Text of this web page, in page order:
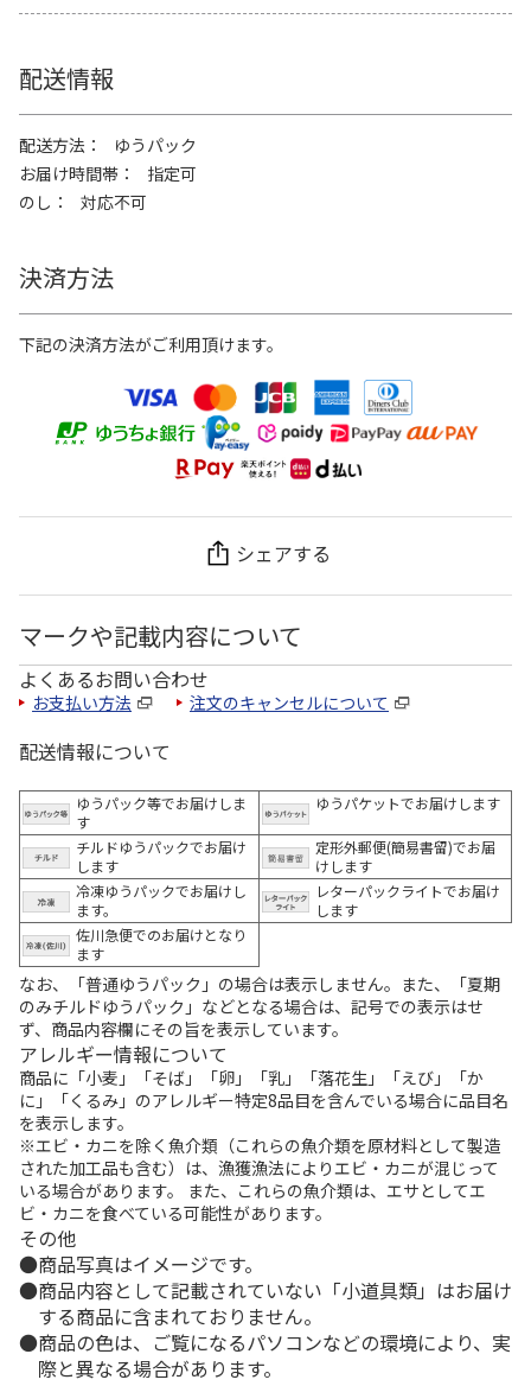
配送情報
配送方法
ゆうパック
お届け時間帯
指定可
のし
対応不可
決済方法
下記の決済方法がご利用頂けます。
シェアする
マークや記載内容について
よくあるお問い合わせ
お支払い方法 注文のキャンセルについて
配送情報について
ゆうパック等でお届けしま
す
ゆうパケットでお届けします
チルドゆうパックでお届け
します
定形外郵便(簡易書留)でお届
けします
冷凍ゆうパックでお届けし
ます。
レターパックライトでお届け
します
佐川急便でのお届けとなり
ます
なお、「普通ゆうパック」の場合は表示しません。また、「夏期
のみチルドゆうパック」などとなる場合は、記号での表示はせ
ず、商品内容欄にその旨を表示しています。
アレルギー情報について
商品に「小麦」「そば」「卵」「乳」「落花生」「えび」「か
に」「くるみ」のアレルギー特定8品目を含んでいる場合に品目名
を表示します。
※エビ・カニを除く魚介類（これらの魚介類を原材料として製造
された加工品も含む）は、漁獲漁法によりエビ・カニが混じって
いる場合があります。 また、これらの魚介類は、エサとしてエ
ビ・カニを食べている可能性があります。
その他
商品写真はイメージです。
商品内容として記載されていない「小道具類」はお届け
する商品に含まれておりません。
商品の色は、ご覧になるパソコンなどの環境により、実
際と異なる場合があります。